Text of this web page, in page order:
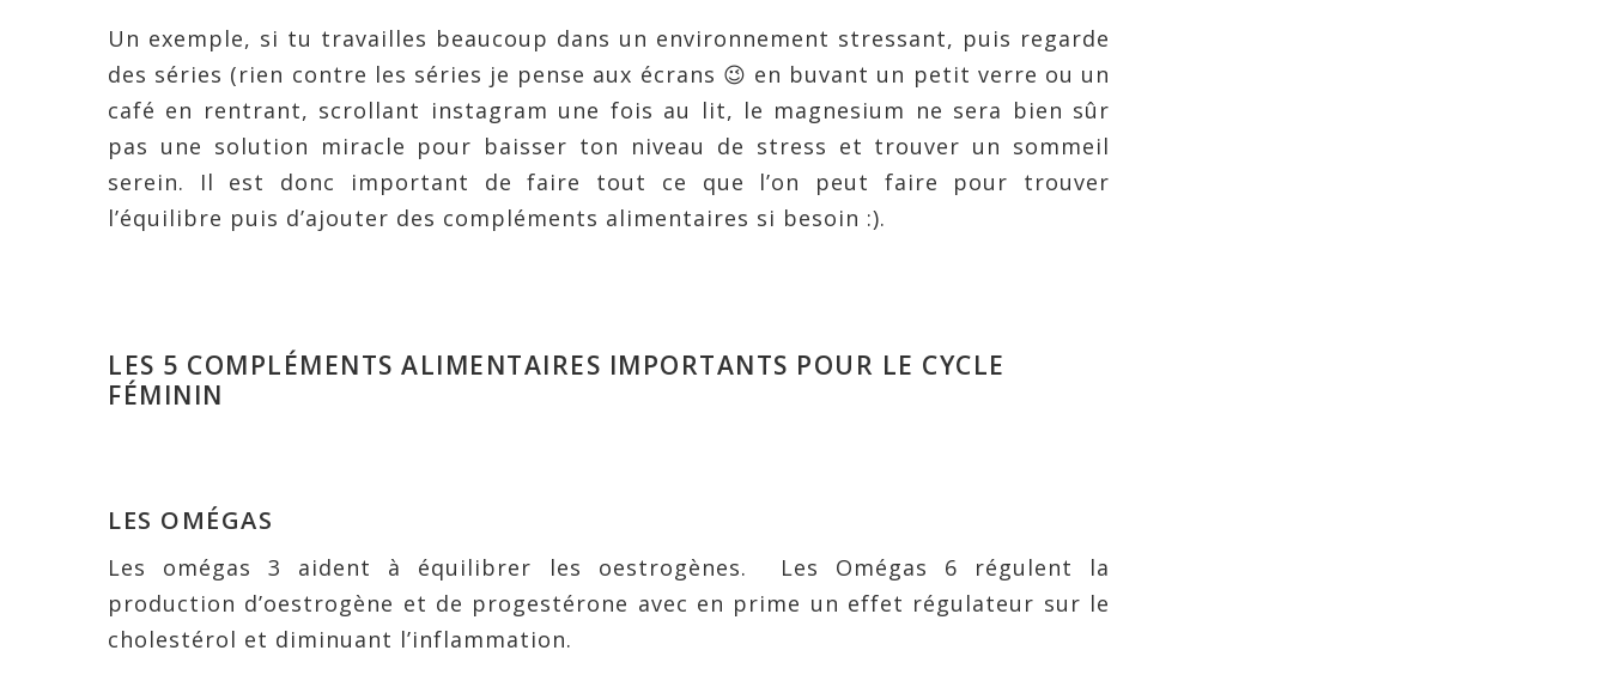
Un exemple, si tu travailles beaucoup dans un environnement stressant, puis regarde
des séries (rien contre les séries je pense aux écrans 😉 en buvant un petit verre ou un
café en rentrant, scrollant instagram une fois au lit, le magnesium ne sera bien sûr
pas une solution miracle pour baisser ton niveau de stress et trouver un sommeil
serein. Il est donc important de faire tout ce que l’on peut faire pour trouver
l’équilibre puis d’ajouter des compléments alimentaires si besoin :).
LES 5 COMPLÉMENTS ALIMENTAIRES IMPORTANTS POUR LE CYCLE
FÉMININ
LES OMÉGAS
Les omégas 3 aident à équilibrer les oestrogènes. Les Omégas 6 régulent la
production d’oestrogène et de progestérone avec en prime un effet régulateur sur le
cholestérol et diminuant l’inflammation.